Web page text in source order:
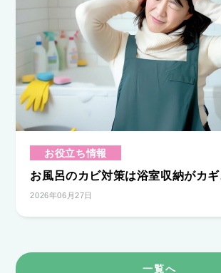
お役立ち情報
お風呂のカビ対策は浴室収納がカ
2026年06月27日
一覧へ